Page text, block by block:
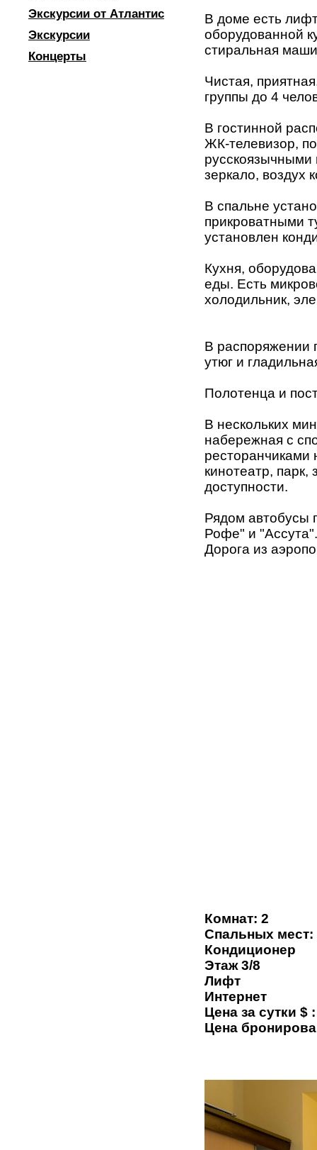
Экскурсии от Атлантис
Экскурсии
Концерты
В доме есть
оборудованной
стиральная
Чистая,
группы до 4
В гостинной
ЖК-телевизор,
русскоязычными
зеркало, воздух
В спальне
прикроватными
установлен
Кухня,
еды. Есть
холодильник,
В распоряжении
утюг и
Полотенца и
В нескольких
набережная с
ресторанчиками
кинотеатр,
доступности.
Рядом автобусы
Рофе" и "Ассута".
Дорога из
Комнат: 2
Спальных мест:
Кондиционер
Этаж 3/8
Лифт
Интернет
Цена за сутки $
Цена